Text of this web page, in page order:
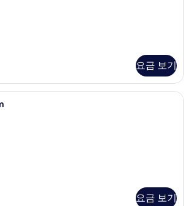
요금 보기
요금 보기